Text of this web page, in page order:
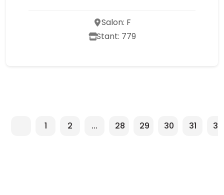
Salon: F
Stant: 779
1 2 ... 28 29 30 31 32